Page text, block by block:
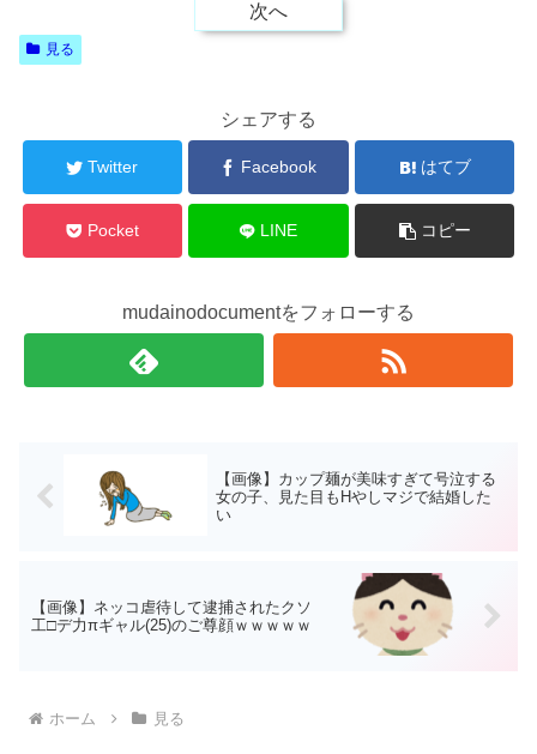
次へ
見る
シェアする
Twitter Facebook はてブ
Pocket LINE コピー
mudainodocumentをフォローする
【画像】カップ麺が美味すぎて号泣する
女の子、見た目もHやしマジで結婚した
い
【画像】ネッコ虐待して逮捕されたクソ
工□デ力πギャル(25)のご尊顔ｗｗｗｗｗ
ホーム 見る